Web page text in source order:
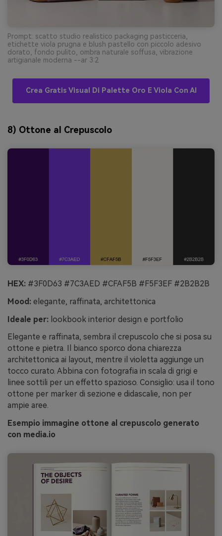
Prompt: scatto studio realistico packaging pasticceria,
etichette viola prugna e blush pastello con piccolo adesivo
dorato, fondo pulito, ombra naturale soffusa, vibrazione
artigianale moderna --ar 3:2
Crea Gratis Visual Di Palette Oro E Viola Con AI
8) Ottone al Crepuscolo
HEX: #3F0D63 #7C3AED #CFAF5B #F5F3EF #2B2B2B
Mood: elegante, raffinata, architettonica
Ideale per: lookbook interior design e portfolio
Elegante e raffinata, sembra il crepuscolo che si posa su
ottone e pietra. Il bianco sporco dona chiarezza
architettonica ai layout, mentre il violetta aggiunge un
tocco curato. Abbina con fotografia in scala di grigi e
linee sottili per un effetto spazioso. Consiglio: usa il tono
ottone per marker di sezione e didascalie, non per
ampie aree.
Esempio immagine ottone al crepuscolo generato
con media.io